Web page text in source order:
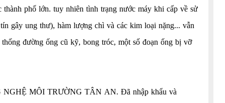
phố lớn. tuy nhiên tình trạng nước máy khi cấp về sử
gây ung thư), hàm lượng chì và các kim loại nặng... vẫn
đường ống cũ kỹ, bong tróc, một số đoạn ống bị vỡ
NGHỆ MÔI TRƯỜNG TÂN AN. Đã nhập khẩu và